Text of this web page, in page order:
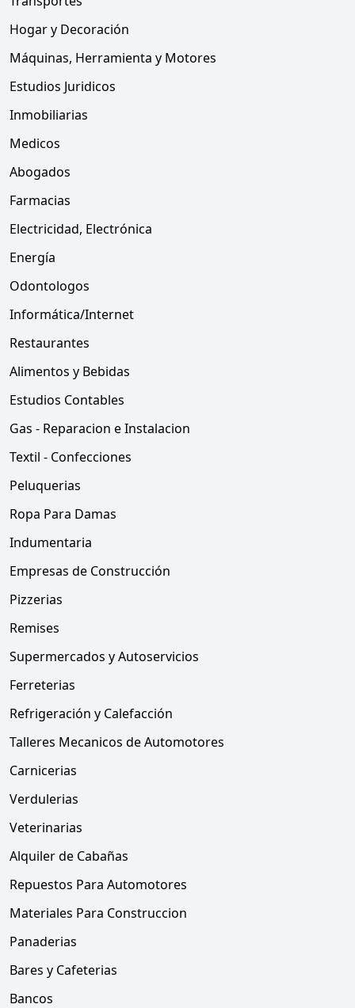
Hogar y Decoración
Máquinas, Herramienta y Motores
Estudios Juridicos
Inmobiliarias
Medicos
Abogados
Farmacias
Electricidad, Electrónica
Energía
Odontologos
Informática/Internet
Restaurantes
Alimentos y Bebidas
Estudios Contables
Gas - Reparacion e Instalacion
Textil - Confecciones
Peluquerias
Ropa Para Damas
Indumentaria
Empresas de Construcción
Pizzerias
Remises
Supermercados y Autoservicios
Ferreterias
Refrigeración y Calefacción
Talleres Mecanicos de Automotores
Carnicerias
Verdulerias
Veterinarias
Alquiler de Cabañas
Repuestos Para Automotores
Materiales Para Construccion
Panaderias
Bares y Cafeterias
Bancos